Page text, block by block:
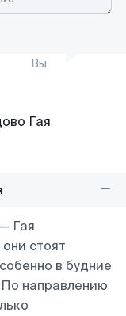
Вы
Гая
стоят
в будние
направлению